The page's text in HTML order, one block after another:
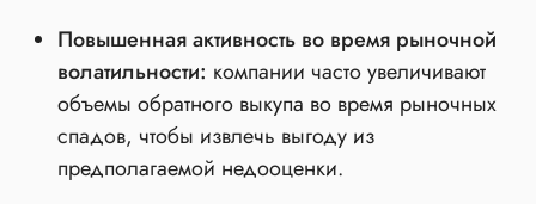
Повышенная активность во время рыночной
волатильности: компании часто увеличивают
объемы обратного выкупа во время рыночных
спадов, чтобы извлечь выгоду из
предполагаемой недооценки.